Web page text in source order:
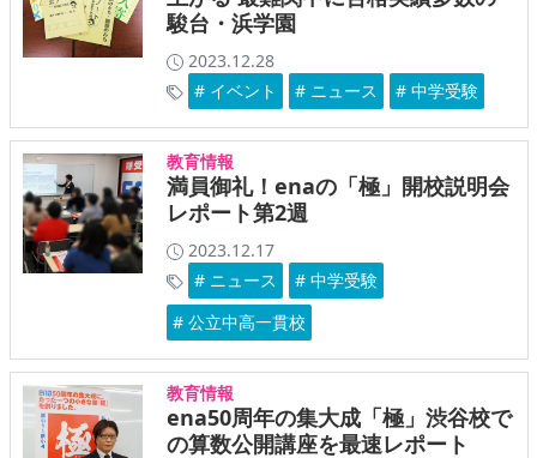
駿台・浜学園
2023.12.28
# イベント
# ニュース # 中学受験
教育情報
満員御礼！enaの「極」開校説明会
レポート第2週
2023.12.17
# ニュース
# 中学受験
# 公立中高一貫校
教育情報
ena50周年の集大成「極」渋谷校で
の算数公開講座を最速レポート